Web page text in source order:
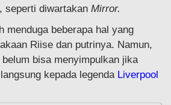
seperti diwartakan Mirror.
menduga beberapa hal yang
Riise dan putrinya. Namun,
bisa menyimpulkan jika
kepada legenda Liverpool